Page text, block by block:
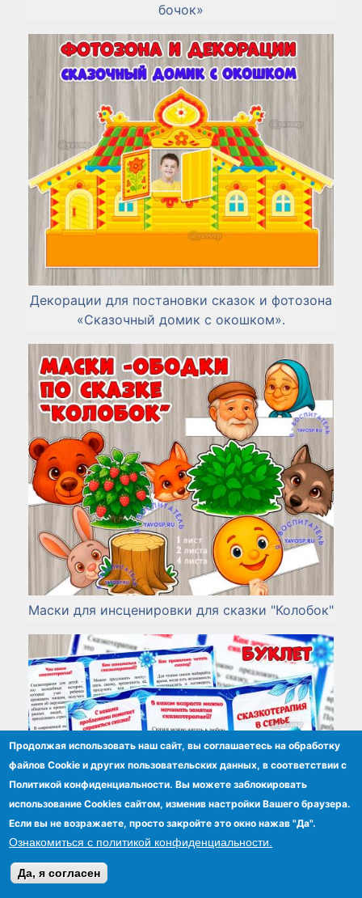
бочок»
Декорации для постановки сказок и фотозона
«Сказочный домик с окошком».
Маски для инсценировки для сказки "Колобок"
Продолжая использовать наш сайт, вы соглашаетесь на обработку
файлов Сookie и других пользовательских данных, в соответствии с
Политикой конфиденциальности. Вы можете заблокировать
использование Cookies сайтом, изменив настройки Вашего браузера.
Если вы не возражаете, просто закройте это окно нажав "Да".
Ознакомиться с политикой конфиденциальности.
Да, я согласен